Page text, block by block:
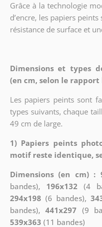
Grâce à la technologie
d’encre, les papiers
résistance de surface et
Dimensions et types
(en cm, selon le
Les papiers peints sont
types suivants, chaque
49 cm de large.
1) Papiers peints
motif reste identique,
Dimensions (en cm) :
bandes), 196x132 (4
294x198 (6 bandes),
bandes),441x297 (9
539x363 (11 bandes)